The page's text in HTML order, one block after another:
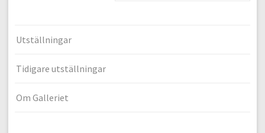
Utställningar
Tidigare utställningar
Om Galleriet